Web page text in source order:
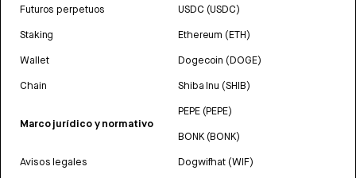
Futuros perpetuos
Staking
Wallet
Chain
Marco jurídico y normativo
Avisos legales
USDC (USDC)
Ethereum (ETH)
Dogecoin (DOGE)
Shiba Inu (SHIB)
PEPE (PEPE)
BONK (BONK)
Dogwifhat (WIF)